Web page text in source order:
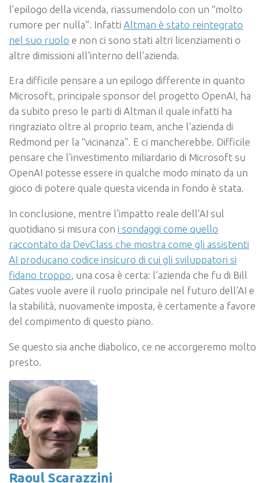
l’epilogo della vicenda, riassumendolo con un “molto
rumore per nulla”. Infatti Altman è stato reintegrato
nel suo ruolo e non ci sono stati altri licenziamenti o
altre dimissioni all’interno dell’azienda.
Era difficile pensare a un epilogo differente in quanto
Microsoft, principale sponsor del progetto OpenAI, ha
da subito preso le parti di Altman il quale infatti ha
ringraziato oltre al proprio team, anche l’azienda di
Redmond per la “vicinanza”. E ci mancherebbe. Difficile
pensare che l’investimento miliardario di Microsoft su
OpenAI potesse essere in qualche modo minato da un
gioco di potere quale questa vicenda in fondo è stata.
In conclusione, mentre l’impatto reale dell’AI sul
quotidiano si misura con i sondaggi come quello
raccontato da DevClass che mostra come gli assistenti
AI producano codice insicuro di cui gli sviluppatori si
fidano troppo, una cosa è certa: l’azienda che fu di Bill
Gates vuole avere il ruolo principale nel futuro dell’AI e
la stabilità, nuovamente imposta, è certamente a favore
del compimento di questo piano.
Se questo sia anche diabolico, ce ne accorgeremo molto
presto.
Raoul Scarazzini